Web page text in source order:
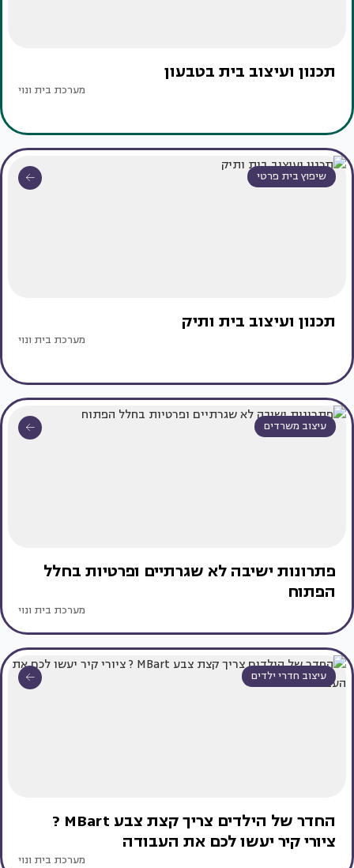
תכנון ועיצוב בית בטבעון
מערכת בית ונוי
שיפוץ בית פרטי
תכנון ועיצוב בית ותיק
מערכת בית ונוי
עיצוב משרדים
פתרונות ישיבה לא שגרתיים ופרטיות בחלל
הפתוח
מערכת בית ונוי
עיצוב חדרי ילדים
החדר של הילדים צריך קצת צבע MBart ?
ציורי קיר יעשו לכם את העבודה
מערכת בית ונוי